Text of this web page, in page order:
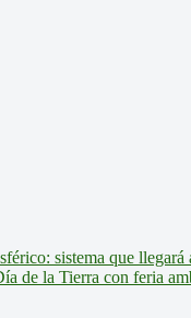
sistema que llegará
de la Tierra con feria